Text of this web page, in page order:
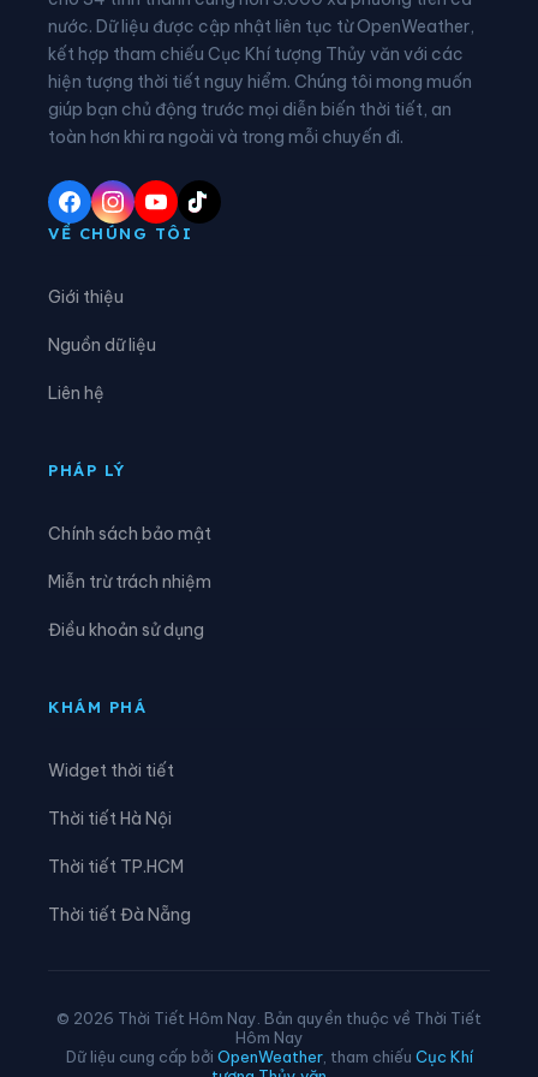
Phường Thuận Hưng Phường Trung Nhứt
Phường Vị Tân Phường Vị Thanh
Phường Vĩnh Châu Phường Vĩnh Phước
Xã An Lạc Thôn
Xã An Thạnh
Xã Hiệp Hưng
Xã Long Hưng
Xã Phụng Hiệp
nước. Dữ liệu được cập nhật liên tục từ OpenWeather,
kết hợp tham chiếu Cục Khí tượng Thủy văn với các
hiện tượng thời tiết nguy hiểm. Chúng tôi mong muốn
giúp bạn chủ động trước mọi diễn biến thời tiết, an
toàn hơn khi ra ngoài và trong mỗi chuyến đi.
VỀ CHÚNG TÔI
Giới thiệu
Nguồn dữ liệu
Liên hệ
PHÁP LÝ
Chính sách bảo mật
Miễn trừ trách nhiệm
Điều khoản sử dụng
KHÁM PHÁ
Widget thời tiết
Thời tiết Hà Nội
Thời tiết TP.HCM
Thời tiết Đà Nẵng
© 2026 Thời Tiết Hôm Nay. Bản quyền thuộc về Thời Tiết
Hôm Nay
Dữ liệu cung cấp bởi OpenWeather, tham chiếu Cục Khí